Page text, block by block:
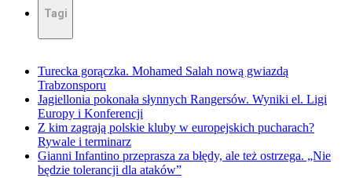
Tagi
Turecka gorączka. Mohamed Salah nową gwiazdą
Trabzonsporu
Jagiellonia pokonała słynnych Rangersów. Wyniki el. Ligi
Europy i Konferencji
Z kim zagrają polskie kluby w europejskich pucharach?
Rywale i terminarz
Gianni Infantino przeprasza za błędy, ale też ostrzega. „Nie
będzie tolerancji dla ataków”